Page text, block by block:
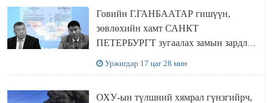
Говийн Г.ГАНБААТАР гишүүн,
зөвлөхийн хамт САНКТ
ПЕТЕРБУРГТ зугаалах замын зардлаа
Уржигдар 17 цаг 28 мин
ОХУ-ын түлшний хямрал гүнзгийрч,